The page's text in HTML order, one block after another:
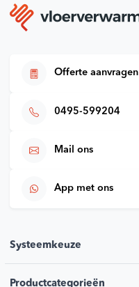
Offerte aanvragen
0495-599204
Mail ons
App met ons
Systeemkeuze
Productcategorieën